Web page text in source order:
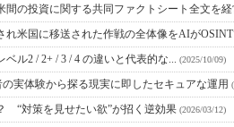
間の投資に関する共同ファクトシート全文を経
れ米国に移送された作戦の全体像をAIがOSINT
ベル2 / 2+ / 3 / 4 の違いと代表的な... (2025/10/09)
実体験から探る現実に即したセキュアな運用
“対策を見せたい欲”が招く逆効果 (2026/03/12)